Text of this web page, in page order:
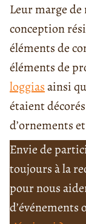
Leur marge
conception
éléments de
éléments de
loggiasainsi
étaient
d’ornements
Envie de
toujours à la
pour nous